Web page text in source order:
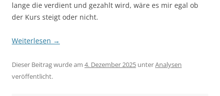
lange die verdient und gezahlt wird, wäre es mir egal ob
der Kurs steigt oder nicht.
Weiterlesen →
Dieser Beitrag wurde am 4. Dezember 2025 unterAnalysen
veröffentlicht.